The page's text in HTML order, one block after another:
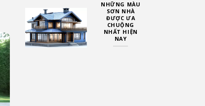
NHỮNG MÀU
SƠN NHÀ
ĐƯỢC ƯA
CHUỘNG
NHẤT HIỆN
NAY